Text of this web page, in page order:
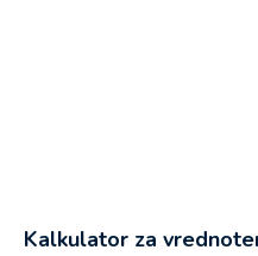
Kalkulator za